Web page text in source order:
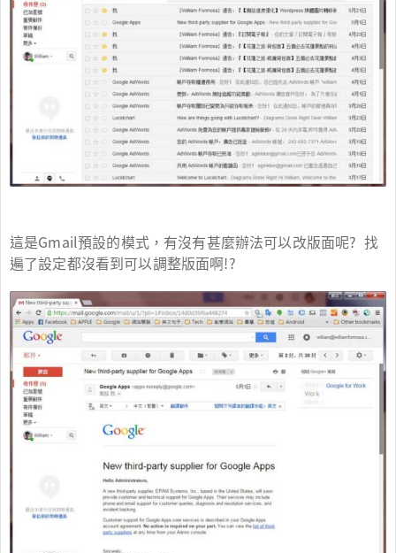
這是Gmail預設的模式，有沒有甚麼辦法可以改版面呢? 找
遍了設定都沒看到可以調整版面啊!?